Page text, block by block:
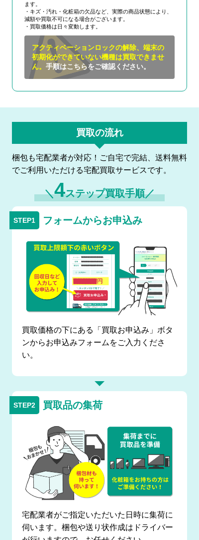
ます。
・キズ・汚れ・化粧箱の欠品など、実際の商品状態により、
減額や買取不可になる場合がございます。
・買取価格は日々変動します。
アクティベーションロックの解除、端末の
初期化ができていない機種は買取できませ
ん。手順はこちらをご確認ください。
買取の流れ
梱包も宅配業者が対応！ご自宅で完結、送料無料
でご利用いただける宅配買取サービスです。
＼4ステップ買取手順／
フォームからお申込み
買取価格の下にある「買取お申込み」ボタ
ンからお申込みフォームをご入力くださ
い。
買取品の集荷
宅配業者がご指定いただいた日時に集荷に
伺います。梱包や送り状作成はドライバー